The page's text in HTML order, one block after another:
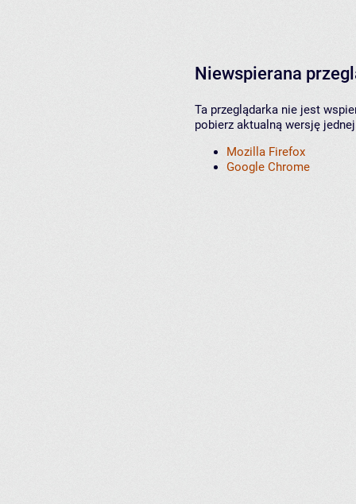
Niewspierana
Ta przeglądarka nie jest
pobierz aktualną wersję
Mozilla Firefox
Google Chrome